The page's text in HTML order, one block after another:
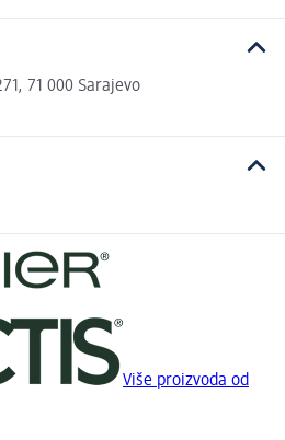
71 000 Sarajevo
Više proizvoda od